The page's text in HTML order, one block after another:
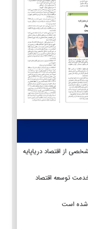
از اقتصاد دریاپایه
توسعه اقتصاد
شده است